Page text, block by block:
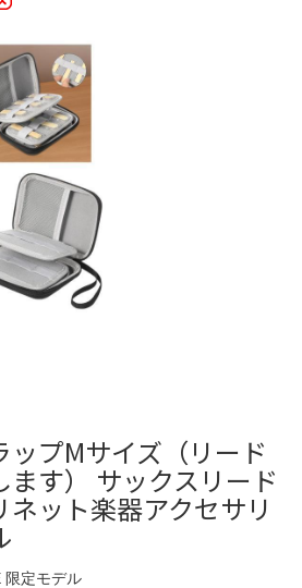
ップMサイズ（リード
ます） サックスリード
ネット楽器アクセサリ
限定モデル